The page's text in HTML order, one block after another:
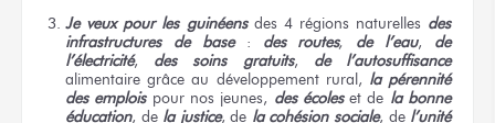
Je veux pour les guinéensdes 4 régions naturelles des
infrastructures de base: des routes, de l’eau, de
l’électricité, des soins gratuits, de l’autosuffisance
alimentaire grâce au développement rural, la pérennité
des emploispour nos jeunes, des écoleset de la bonne
éducation, de la justice, de la cohésion sociale, de l’unité